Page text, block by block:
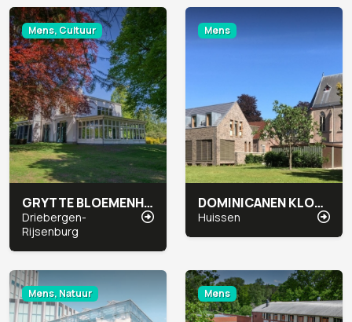
Mens, Cultuur
GRYTTE BLOEMENHEUVEL
Driebergen-
Rijsenburg
Mens
DOMINICANEN KLOOSTER
Huissen
Mens, Natuur Mens